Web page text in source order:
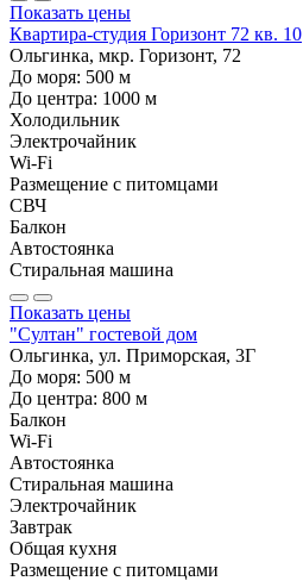
Показать цены
Квартира-студия Горизонт 72 кв. 10
Ольгинка, мкр. Горизонт, 72
До моря: 500 м
До центра: 1000 м
Холодильник
Электрочайник
Wi-Fi
Размещение с питомцами
СВЧ
Балкон
Автостоянка
Стиральная машина
Показать цены
"Султан" гостевой дом
Ольгинка, ул. Приморская, 3Г
До моря: 500 м
До центра: 800 м
Балкон
Wi-Fi
Автостоянка
Стиральная машина
Электрочайник
Завтрак
Общая кухня
Размещение с питомцами